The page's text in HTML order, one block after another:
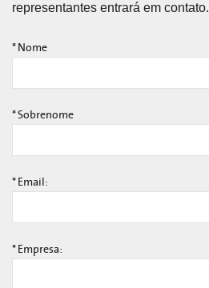
representantes entrará em contato.
*Nome
*Sobrenome
*Email:
*Empresa: